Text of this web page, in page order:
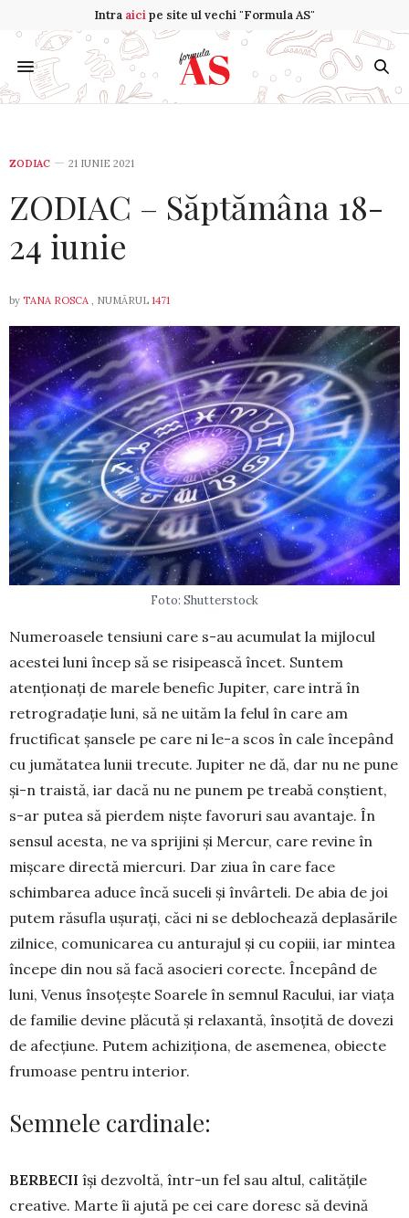
Intra aicipe site ul vechi "Formula AS"
ZODIAC 21 IUNIE 2021
ZODIAC – Săptămâna 18-
24 iunie
by TANA ROSCA , NUMĂRUL 1471
Foto: Shutterstock
Numeroasele tensiuni care s-au acumulat la mijlocul
acestei luni încep să se risipească încet. Suntem
atenționați de marele benefic Jupiter, care intră în
retrogradație luni, să ne uităm la felul în care am
fructificat șansele pe care ni le-a scos în cale începând
cu jumătatea lunii trecute. Jupiter ne dă, dar nu ne pune
și-n traistă, iar dacă nu ne pu­nem pe treabă conștient,
s-ar putea să pierdem niște fa­voruri sau avantaje. În
sensul acesta, ne va spri­jini și Mercur, care revine în
mișcare directă miercuri. Dar ziua în care face
schimbarea aduce încă suceli și în­vârteli. De abia de joi
putem răsufla ușu­rați, căci ni se deblochează deplasările
zilnice, co­municarea cu anturajul și cu copiii, iar mintea
în­cepe din nou să facă asocieri corecte. Începând de
luni, Venus însoțește Soarele în semnul Racului, iar viața
de familie de­vine plăcută și relaxantă, însoțită de dovezi
de afec­țiune. Putem achi­zițio­na, de asemenea, obiecte
frumoase pentru interior.
Semnele cardinale:
BERBECII își dezvoltă, într-un fel sau altul, calitățile
creative. Marte îi ajută pe cei care doresc să devină